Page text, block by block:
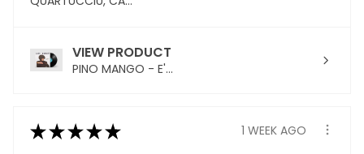
VIEW PRODUCT
PINO MANGO - E'...
★★★★★ 1 WEEK AGO